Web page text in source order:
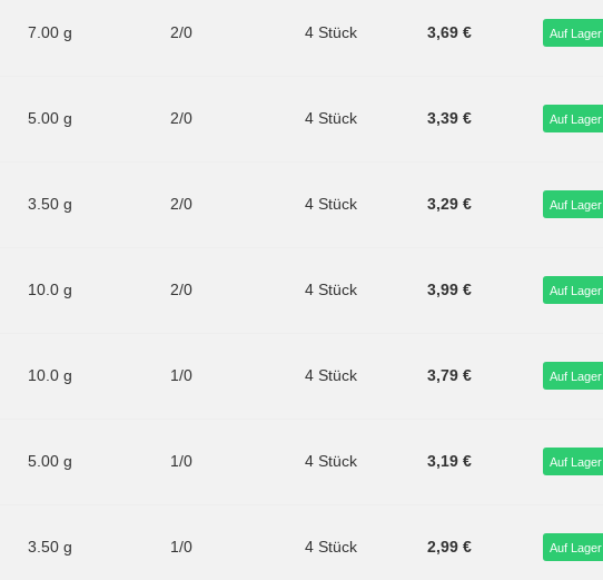
7.00 g 2/0 4 Stück 3,69 € Auf Lager
5.00 g 2/0 4 Stück 3,39 € Auf Lager
3.50 g 2/0 4 Stück 3,29 € Auf Lager
10.0 g 2/0 4 Stück 3,99 € Auf Lager
10.0 g 1/0 4 Stück 3,79 € Auf Lager
5.00 g 1/0 4 Stück 3,19 € Auf Lager
3.50 g 1/0 4 Stück 2,99 € Auf Lager